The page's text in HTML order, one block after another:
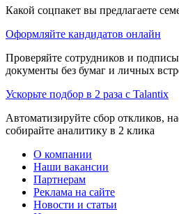
Какой соцпакет вы предлагаете
Оформляйте кандидатов онлайн
Проверяйте сотрудников и
документы без бумаг и личных
Ускорьте подбор в 2 раза с Talantix
Автоматизируйте сбор откликов,
собирайте аналитику в 2 клика
О компании
Наши вакансии
Партнерам
Реклама на сайте
Новости и статьи